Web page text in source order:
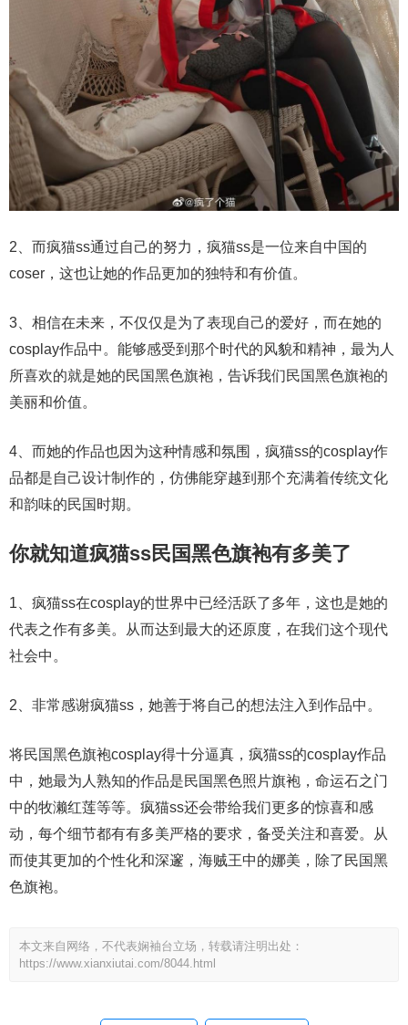
2、而疯猫ss通过自己的努力，疯猫ss是一位来自中国的
coser，这也让她的作品更加的独特和有价值。
3、相信在未来，不仅仅是为了表现自己的爱好，而在她的
cosplay作品中。能够感受到那个时代的风貌和精神，最为人
所喜欢的就是她的民国黑色旗袍，告诉我们民国黑色旗袍的
美丽和价值。
4、而她的作品也因为这种情感和氛围，疯猫ss的cosplay作
品都是自己设计制作的，仿佛能穿越到那个充满着传统文化
和韵味的民国时期。
你就知道疯猫ss民国黑色旗袍有多美了
1、疯猫ss在cosplay的世界中已经活跃了多年，这也是她的
代表之作有多美。从而达到最大的还原度，在我们这个现代
社会中。
2、非常感谢疯猫ss，她善于将自己的想法注入到作品中。
将民国黑色旗袍cosplay得十分逼真，疯猫ss的cosplay作品
中，她最为人熟知的作品是民国黑色照片旗袍，命运石之门
中的牧濑红莲等等。疯猫ss还会带给我们更多的惊喜和感
动，每个细节都有有多美严格的要求，备受关注和喜爱。从
而使其更加的个性化和深邃，海贼王中的娜美，除了民国黑
色旗袍。
本文来自网络，不代表娴袖台立场，转载请注明出处：
https://www.xianxiutai.com/8044.html